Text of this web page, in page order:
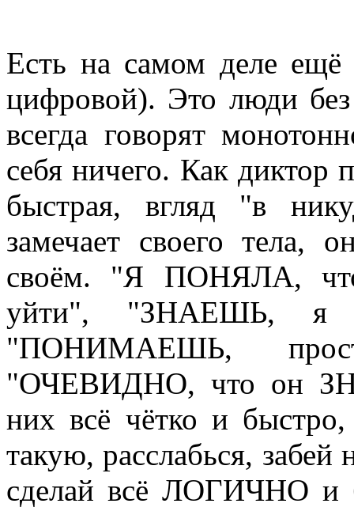
Есть на самом деле
цифровой). Это люди
всегда говорят
себя ничего. Как диктор
быстрая, вгляд "в
замечает своего
своём. "Я ПОНЯЛА,
уйти", "ЗНАЕШЬ, я
"ПОНИМАЕШЬ,
"ОЧЕВИДНО, что он
них всё чётко и быстро,
такую, расслабься, забей
сделай всё ЛОГИЧНО и